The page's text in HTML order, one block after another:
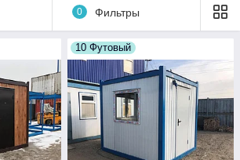
10 тонник, утеплённый контейнер 10,
10т
0 Фильтры
10 Футовый